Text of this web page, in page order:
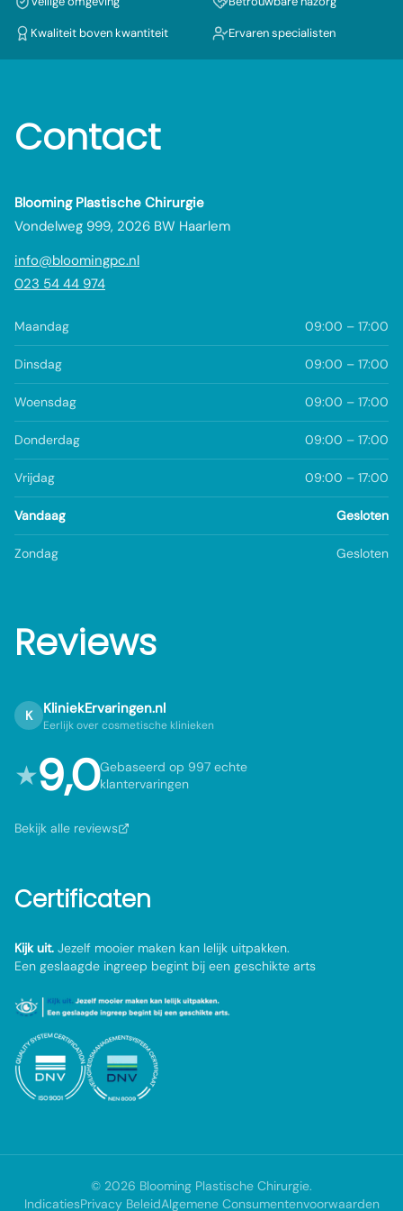
Kwaliteit boven kwantiteit Ervaren specialisten
Contact
Blooming Plastische Chirurgie
Vondelweg 999, 2026 BW Haarlem
info@bloomingpc.nl
023 54 44 974
Maandag 09:00 – 17:00
Dinsdag 09:00 – 17:00
Woensdag 09:00 – 17:00
Donderdag 09:00 – 17:00
Vrijdag 09:00 – 17:00
Vandaag Gesloten
Zondag Gesloten
Reviews
K KliniekErvaringen.nl
Eerlijk over cosmetische klinieken
★9,0Gebaseerd op 997 echte
klantervaringen
Bekijk alle reviews
Certificaten
Kijk uit. Jezelf mooier maken kan lelijk uitpakken.
Een geslaagde ingreep begint bij een geschikte arts
© 2026 Blooming Plastische Chirurgie.
IndicatiesPrivacy BeleidAlgemene Consumentenvoorwaarden